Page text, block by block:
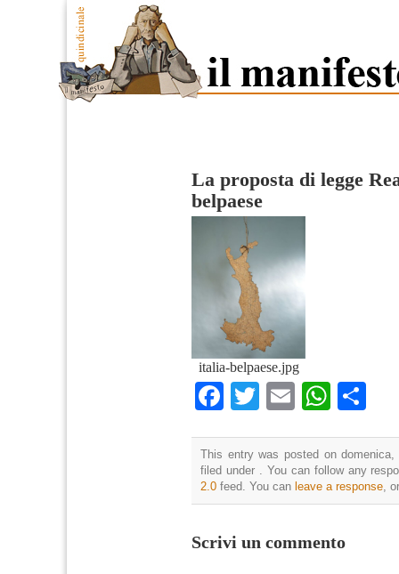
La proposta di legge
belpaese
italia-belpaese.jpg
Facebook
TwitterEmail
This entry was posted on
filed under . You can follow any
2.0 feed. You can leave a response,
Scrivi un commento